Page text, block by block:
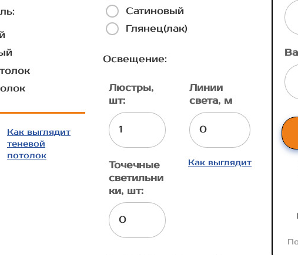
Как выглядит
теневой
потолок
Сатиновый
Глянец(лак)
Освещение:
Люстры,
шт:
Точечные
светильни
ки, шт:
Линии
света, м
Как выглядит